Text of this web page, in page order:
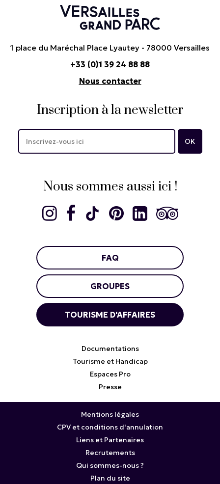
1 place du Maréchal Place Lyautey - 78000 Versailles
+33 (0)1 39 24 88 88
Nous contacter
Inscription à la newsletter
Nous sommes aussi ici !
FAQ
GROUPES
TOURISME D'AFFAIRES
Documentations
Tourisme et Handicap
Espaces Pro
Presse
Mentions légales
CPV et conditions d'annulation
Liens et Partenaires
Recrutements
Qui sommes-nous ?
Plan du site